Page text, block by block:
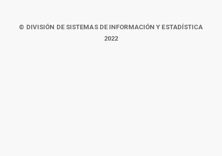
© DIVISIÓN DE SISTEMAS DE INFORMACIÓN Y ESTADÍSTICA
2022